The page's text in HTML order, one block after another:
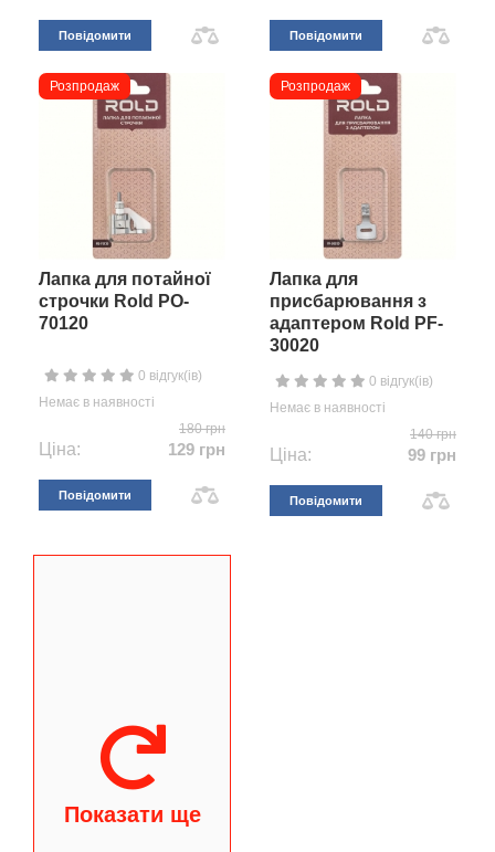
Повідомити Повідомити
Розпродаж
Лапка для потайної
строчки Rold PO-
70120
0 відгук(ів)
Немає в наявності
180 грн
Ціна: 129 грн
Повідомити
Розпродаж
Лапка для
присбарювання з
адаптером Rold PF-
30020
0 відгук(ів)
Немає в наявності
140 грн
Ціна: 99 грн
Повідомити
Показати ще